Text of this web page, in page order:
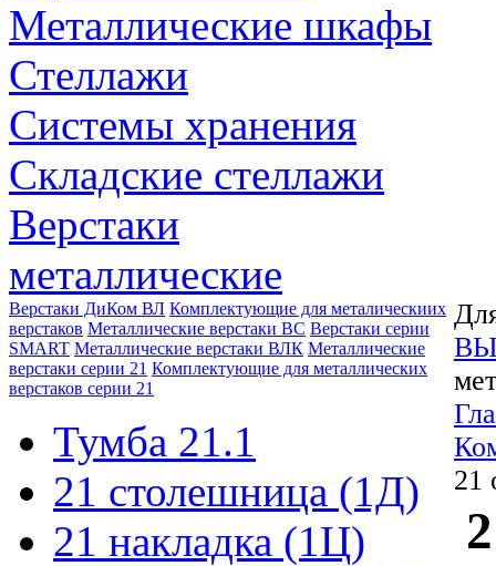
Металлические шкафы
Стеллажи
Системы хранения
Складские стеллажи
Верстаки
металлические
Верстаки ДиКом ВЛ Комплектующие для металическиих
верстаков Металлические верстаки ВС Верстаки серии
SMART Металлические верстаки ВЛК Металлические
верстаки серии 21 Комплектующие для металлических
верстаков серии 21
Тумба 21.1
21 столешница (1Д)
21 накладка (1Ц)
21